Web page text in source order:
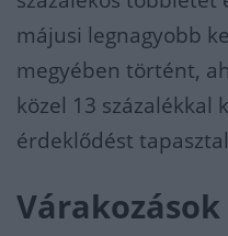
májusi legnagyobb
megyében történt,
közel 13 százalékkal
érdeklődést